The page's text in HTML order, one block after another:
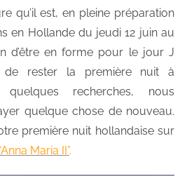
qu’il est, en pleine préparation
en Hollande du jeudi 12 juin au
d’être en forme pour le jour J
de rester la première nuit à
quelques recherches, nous
quelque chose de nouveau.
première nuit hollandaise sur
Maria II”.